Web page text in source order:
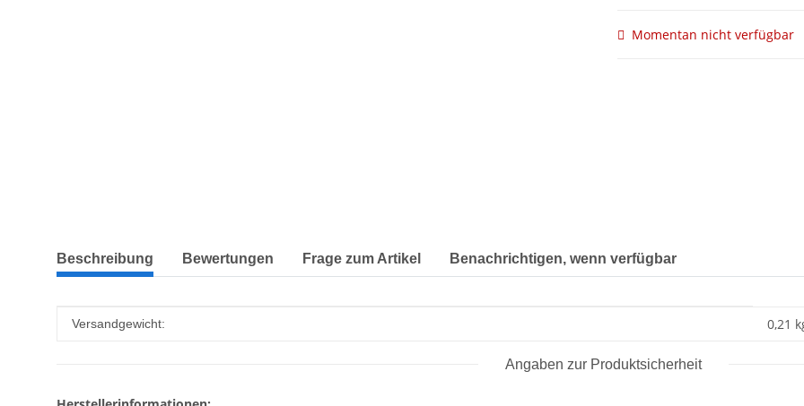
Momentan nicht verfügbar
weitere Registerkarten anzeigen
Beschreibung Bewertungen Frage zum Artikel Benachrichtigen, wenn verfügbar
Produkteigenschaft
Wert
Versandgewicht: 0,21
Angaben zur Produktsicherheit